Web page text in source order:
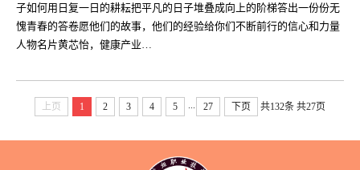
子如何用日复一日的耕耘把平凡的日子堆叠成向上的阶梯答出一份份无
愧青春的答卷愿他们的故事，他们的经验给你们不断前行的信心和力量
人物名片黄芯怡，健康产业…
上页 1 2 3 4 5 ... 27 下页 共132条 共27页